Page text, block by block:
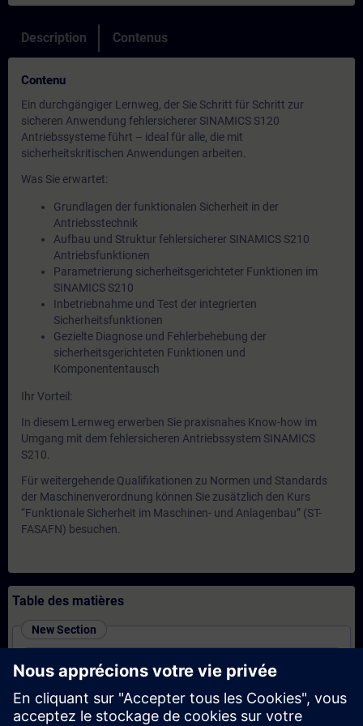
Description Contenus
Contenu
Ein durchgängiger Lernweg, der Sie Schritt für Schritt zur
sicheren Anwendung fehlersicherer SINAMICS S120
Antriebssysteme führt – ideal für alle, die mit
sicherheitskritischen Anwendungen arbeiten.
Was Sie erwartet:
Grundlagen der funktionalen Sicherheit in der
Antriebsstechnik
Aufbau und Struktur fehlersicherer SINAMICS S210
Antriebsfunktionen
Parametrierung sicherheitsgerichteter Funktionen im
SINAMICS S210
Inbetriebnahme und Test der integrierten
Sicherheitsfunktionen
Gezielte Diagnose und Fehlerbehebung der
sicherheitsgerichteten Funktionen und
Komponententausch
Ihr Vorteil:
In diesem Lernweg erwerben Sie praxisnahes Know-how im
Umgang mit dem fehlersicheren Antriebssystem SINAMICS
S210.
Für weitergehende Qualifikationen zu Normen und Standards
der Maschinenverordnung können Sie zusätzlich den Kurs
“Funktionale Sicherheit im Maschinen- und Anlagenbau” (ST-
FASAFN) besuchen.
Table des matières
New Section
SINAMICS S210 - Inbetriebnahme und Service
(Präsenz-Training)